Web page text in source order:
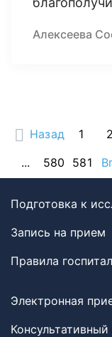
Алексеева
Назад 1 2
...
580 581
Подготовка к
Запись на прием
Правила
Электронная